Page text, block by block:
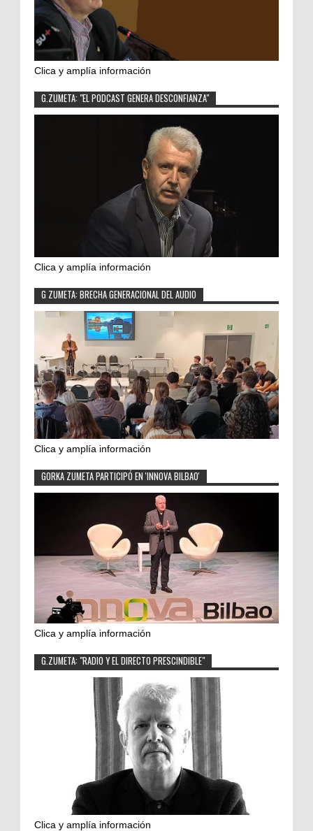
Clica y amplía información
G.ZUMETA: "EL PODCAST GENERA DESCONFIANZA"
Clica y amplía información
G ZUMETA: BRECHA GENERACIONAL DEL AUDIO
Clica y amplía información
GORKA ZUMETA PARTICIPÓ EN 'INNOVA BILBAO'
Clica y amplía información
G.ZUMETA: "RADIO Y EL DIRECTO PRESCINDIBLE"
Clica y amplía información